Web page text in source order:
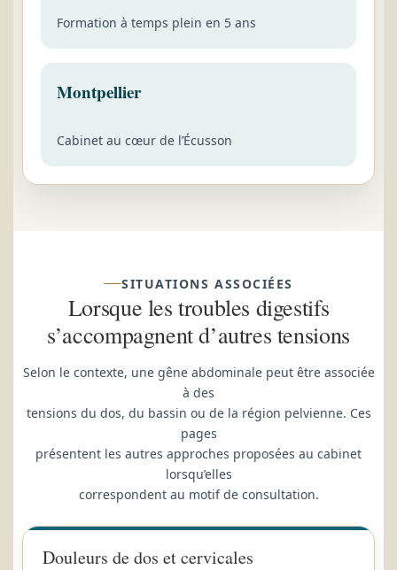
Formation à temps plein en 5 ans
Montpellier
Cabinet au cœur de l’Écusson
SITUATIONS ASSOCIÉES
Lorsque les troubles digestifs
s’accompagnent d’autres tensions
Selon le contexte, une gêne abdominale peut être associée
à des
tensions du dos, du bassin ou de la région pelvienne. Ces
pages
présentent les autres approches proposées au cabinet
lorsqu’elles
correspondent au motif de consultation.
Douleurs de dos et cervicales